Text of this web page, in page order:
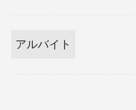
アルバイト